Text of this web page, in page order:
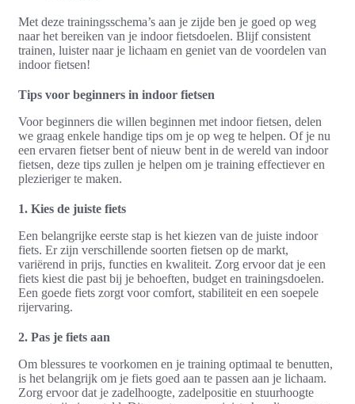
Met deze trainingsschema’s aan je zijde ben je goed op weg
naar het bereiken van je indoor fietsdoelen. Blijf consistent
trainen, luister naar je lichaam en geniet van de voordelen van
indoor fietsen!
Tips voor beginners in indoor fietsen
Voor beginners die willen beginnen met indoor fietsen, delen
we graag enkele handige tips om je op weg te helpen. Of je nu
een ervaren fietser bent of nieuw bent in de wereld van indoor
fietsen, deze tips zullen je helpen om je training effectiever en
plezieriger te maken.
1. Kies de juiste fiets
Een belangrijke eerste stap is het kiezen van de juiste indoor
fiets. Er zijn verschillende soorten fietsen op de markt,
variërend in prijs, functies en kwaliteit. Zorg ervoor dat je een
fiets kiest die past bij je behoeften, budget en trainingsdoelen.
Een goede fiets zorgt voor comfort, stabiliteit en een soepele
rijervaring.
2. Pas je fiets aan
Om blessures te voorkomen en je training optimaal te benutten,
is het belangrijk om je fiets goed aan te passen aan je lichaam.
Zorg ervoor dat je zadelhoogte, zadelpositie en stuurhoogte